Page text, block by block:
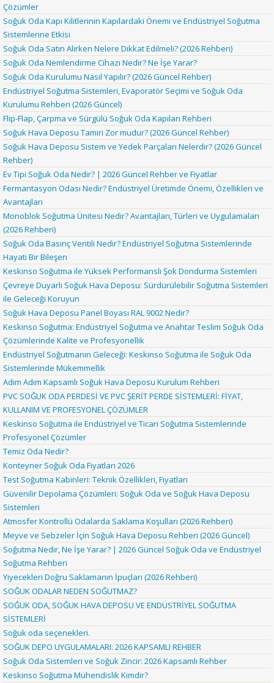
Çözümler
Soğuk Oda Kapı Kilitlerinin Kapılardaki Önemi ve Endüstriyel Soğutma
Sistemlerine Etkisi
Soğuk Oda Satın Alırken Nelere Dikkat Edilmeli? (2026 Rehberi)
Soğuk Oda Nemlendirme Cihazı Nedir? Ne İşe Yarar?
Soğuk Oda Kurulumu Nasıl Yapılır? (2026 Güncel Rehber)
Endüstriyel Soğutma Sistemleri, Evaporatör Seçimi ve Soğuk Oda
Kurulumu Rehberi (2026 Güncel)
Flip-Flap, Çarpma ve Sürgülü Soğuk Oda Kapıları Rehberi
Soğuk Hava Deposu Tamiri Zor mudur? (2026 Güncel Rehber)
Soğuk Hava Deposu Sistem ve Yedek Parçaları Nelerdir? (2026 Güncel
Rehber)
Ev Tipi Soğuk Oda Nedir? | 2026 Güncel Rehber ve Fiyatlar
Fermantasyon Odası Nedir? Endüstriyel Üretimde Önemi, Özellikleri ve
Avantajları
Monoblok Soğutma Ünitesi Nedir? Avantajları, Türleri ve Uygulamaları
(2026 Rehberi)
Soğuk Oda Basınç Ventili Nedir? Endüstriyel Soğutma Sistemlerinde
Hayati Bir Bileşen
Keskinso Soğutma ile Yüksek Performanslı Şok Dondurma Sistemleri
Çevreye Duyarlı Soğuk Hava Deposu: Sürdürülebilir Soğutma Sistemleri
ile Geleceği Koruyun
Soğuk Hava Deposu Panel Boyası RAL 9002 Nedir?
Keskinso Soğutma: Endüstriyel Soğutma ve Anahtar Teslim Soğuk Oda
Çözümlerinde Kalite ve Profesyonellik
Endüstriyel Soğutmanın Geleceği: Keskinso Soğutma ile Soğuk Oda
Sistemlerinde Mükemmellik
Adım Adım Kapsamlı Soğuk Hava Deposu Kurulum Rehberi
PVC SOĞUK ODA PERDESİ VE PVC ŞERİT PERDE SİSTEMLERİ: FİYAT,
KULLANIM VE PROFESYONEL ÇÖZÜMLER
Keskinso Soğutma ile Endüstriyel ve Ticari Soğutma Sistemlerinde
Profesyonel Çözümler
Temiz Oda Nedir?
Konteyner Soğuk Oda Fiyatları 2026
Test Soğutma Kabinleri: Teknik Özellikleri, Fiyatları
Güvenilir Depolama Çözümleri: Soğuk Oda ve Soğuk Hava Deposu
Sistemleri
Atmosfer Kontrollü Odalarda Saklama Koşulları (2026 Rehberi)
Meyve ve Sebzeler İçin Soğuk Hava Deposu Rehberi (2026 Güncel)
Soğutma Nedir, Ne İşe Yarar? | 2026 Güncel Soğuk Oda ve Endüstriyel
Soğutma Rehberi
Yiyecekleri Doğru Saklamanın İpuçları (2026 Rehberi)
SOĞUK ODALAR NEDEN SOĞUTMAZ?
SOĞUK ODA, SOĞUK HAVA DEPOSU VE ENDÜSTRİYEL SOĞUTMA
SİSTEMLERİ
Soğuk oda seçenekleri.
SOĞUK DEPO UYGULAMALARI: 2026 KAPSAMLI REHBER
Soğuk Oda Sistemleri ve Soğuk Zincir: 2026 Kapsamlı Rehber
Keskinso Soğutma Mühendislik Kimdir?